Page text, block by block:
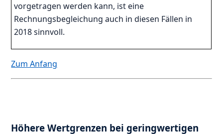
vorgetragen werden kann, ist eine
Rechnungsbegleichung auch in diesen Fällen in
2018 sinnvoll.
Zum Anfang
Höhere Wertgrenzen bei geringwertigen